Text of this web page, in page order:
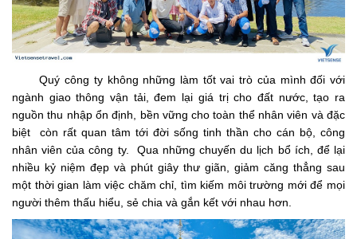
Quý công ty không những làm tốt vai trò của mình đối với
ngành giao thông vận tải, đem lại giá trị cho đất nước, tạo ra
nguồn thu nhập ổn định, bền vững cho toàn thể nhân viên và đặc
biệt còn rất quan tâm tới đời sống tinh thần cho cán bộ, công
nhân viên của công ty. Qua những chuyến du lịch bổ ích, để lại
nhiều kỷ niệm đẹp và phút giây thư giãn, giảm căng thẳng sau
một thời gian làm việc chăm chỉ, tìm kiếm môi trường mới để mọi
người thêm thấu hiểu, sẻ chia và gắn kết với nhau hơn.